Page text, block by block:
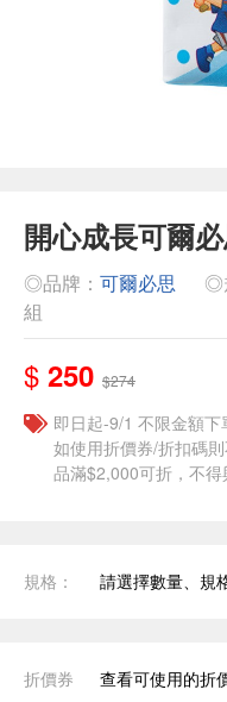
開心成長可爾
◎品牌： 可爾必思
◎
組
$ 250 $274
即日起-9/1 不限金額
如使用折價券/折扣碼
品滿$2,000可折，不
規格： 請選擇數量、規
折價券 查看可使用的折